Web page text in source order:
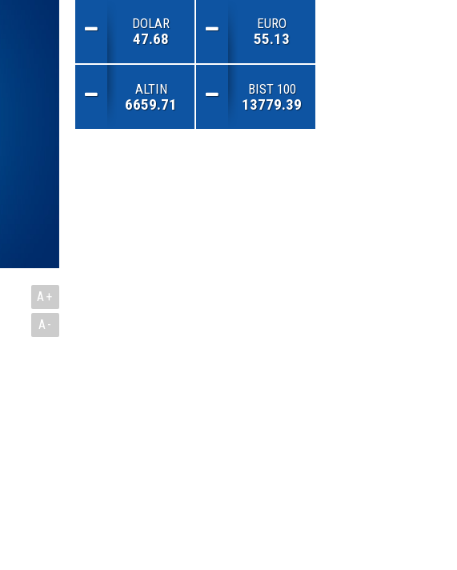
A+
A-
DOLAR
47.68
EURO
55.13
ALTIN
6659.71
BIST 100
13779.39